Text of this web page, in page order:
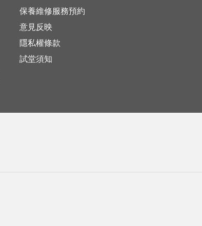
保養維修服務預約
意見反映
隱私權條款
試堂須知